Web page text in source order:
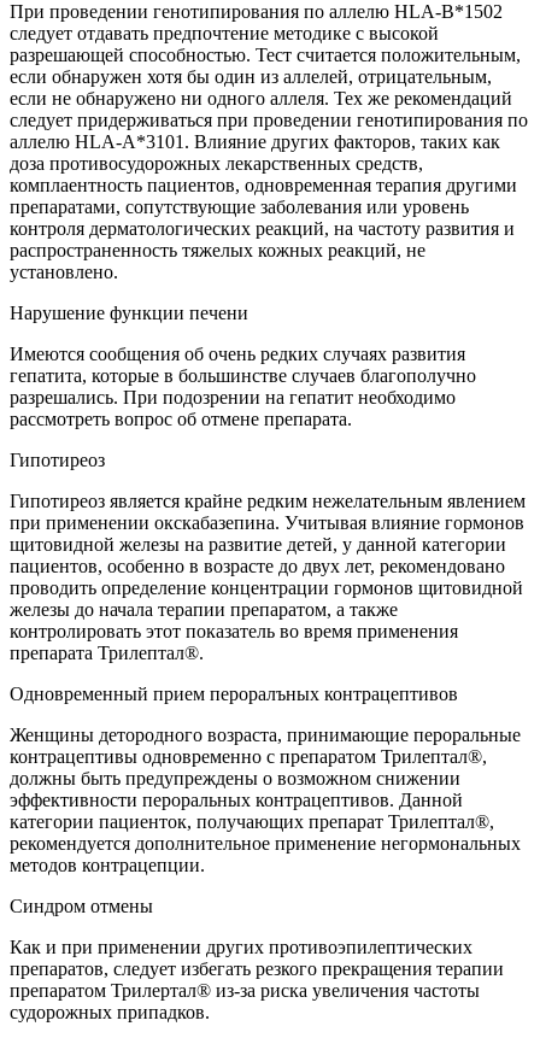
При проведении генотипирования по аллелю HLA-B*1502
следует отдавать предпочтение методике с высокой
разрешающей способностью. Тест считается положительным,
если обнаружен хотя бы один из аллелей, отрицательным,
если не обнаружено ни одного аллеля. Тех же рекомендаций
следует придерживаться при проведении генотипирования по
аллелю HLA-A*3101. Влияние других факторов, таких как
доза противосудорожных лекарственных средств,
комплаентность пациентов, одновременная терапия другими
препаратами, сопутствующие заболевания или уровень
контроля дерматологических реакций, на частоту развития и
распространенность тяжелых кожных реакций, не
установлено.
Нарушение функции печени
Имеются сообщения об очень редких случаях развития
гепатита, которые в большинстве случаев благополучно
разрешались. При подозрении на гепатит необходимо
рассмотреть вопрос об отмене препарата.
Гипотиреоз
Гипотиреоз является крайне редким нежелательным явлением
при применении окскабазепина. Учитывая влияние гормонов
щитовидной железы на развитие детей, у данной категории
пациентов, особенно в возрасте до двух лет, рекомендовано
проводить определение концентрации гормонов щитовидной
железы до начала терапии препаратом, а также
контролировать этот показатель во время применения
препарата Трилептал®.
Одновременный прием пероралъных контрацептивов
Женщины детородного возраста, принимающие пероральные
контрацептивы одновременно с препаратом Трилептал®,
должны быть предупреждены о возможном снижении
эффективности пероральных контрацептивов. Данной
категории пациенток, получающих препарат Трилептал®,
рекомендуется дополнительное применение негормональных
методов контрацепции.
Синдром отмены
Как и при применении других противоэпилептических
препаратов, следует избегать резкого прекращения терапии
препаратом Трилертал® из-за риска увеличения частоты
судорожных припадков.